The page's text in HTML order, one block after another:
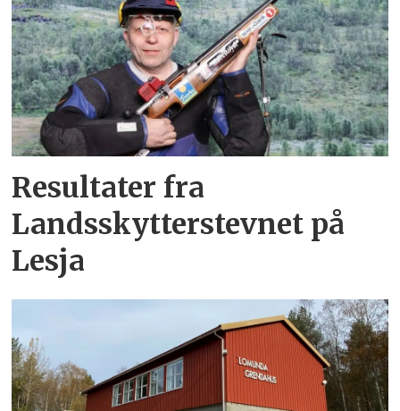
Resultater fra
Landsskytterstevnet på
Lesja